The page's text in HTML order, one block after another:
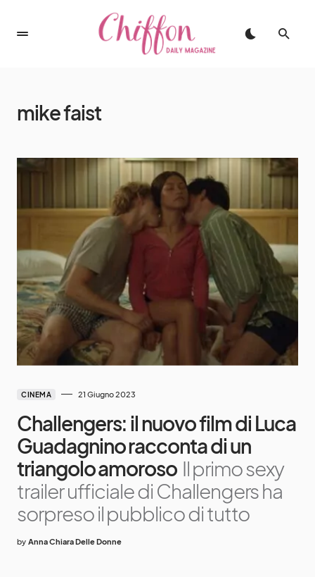
mike faist
CINEMA 21 Giugno 2023
Challengers: il nuovo film di Luca
Guadagnino racconta di un
triangolo amoroso Il primo sexy
trailer ufficiale di Challengers ha
sorpreso il pubblico di tutto
by Anna Chiara Delle Donne